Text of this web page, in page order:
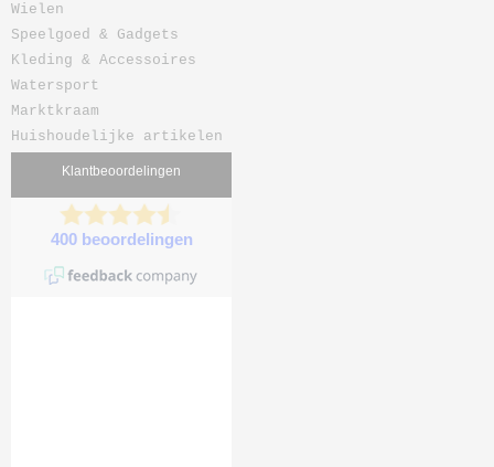
Wielen
Speelgoed & Gadgets
Kleding & Accessoires
Watersport
Marktkraam
Huishoudelijke artikelen